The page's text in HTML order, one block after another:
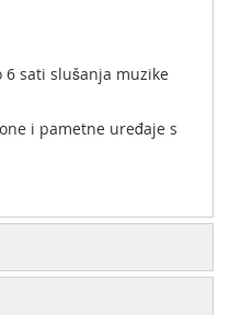
6 sati slušanja muzike
i pametne uređaje s